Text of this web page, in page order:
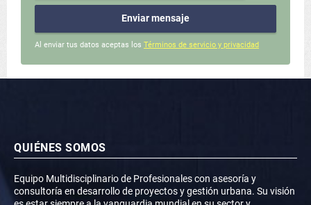
Enviar mensaje
Al enviar tus datos aceptas los Términos de servicio y privacidad
QUIÉNES SOMOS
Equipo Multidisciplinario de Profesionales con asesoría y
consultoría en desarrollo de proyectos y gestión urbana. Su visión